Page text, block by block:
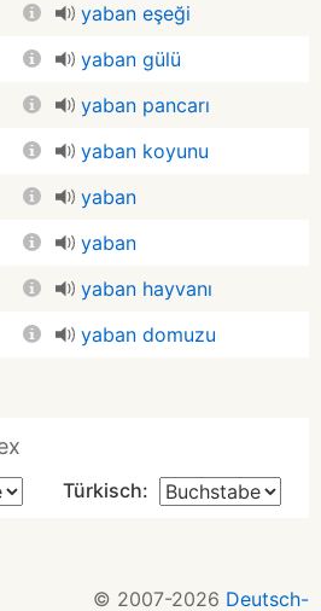
yaban eşeği
yaban gülü
yaban pancarı
yaban koyunu
yaban
yaban
yaban hayvanı
yaban domuzu
Türkisch:
© 2007-2026 Deutsch-